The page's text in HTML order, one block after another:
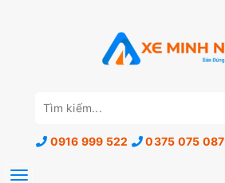
0916 999 522 0375 075 087
Toggle